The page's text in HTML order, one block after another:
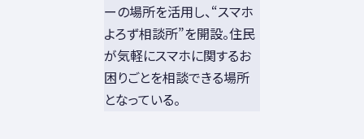
ーの場所を活用し、“スマホ
よろず相談所”を開設。住民
が気軽にスマホに関するお
困りごとを相談できる場所
となっている。